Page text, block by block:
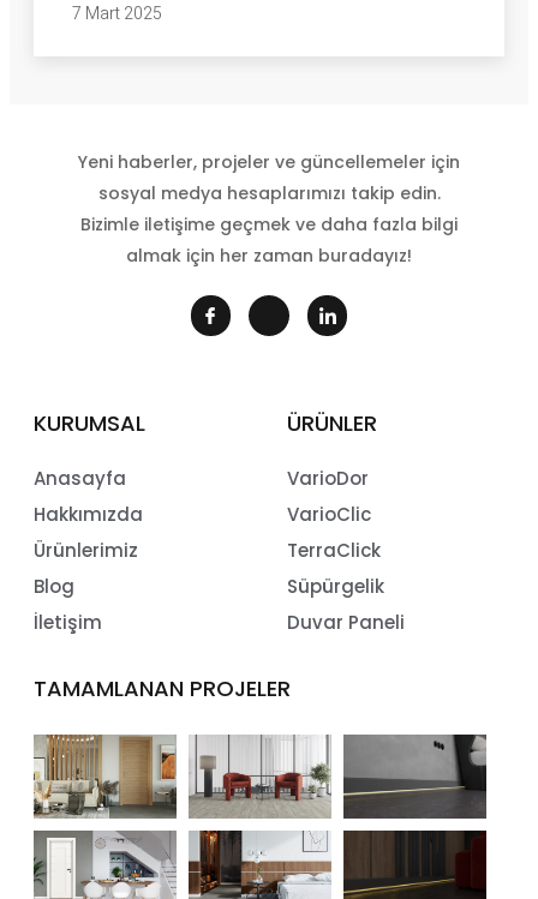
7 Mart 2025
Yeni haberler, projeler ve güncellemeler için
sosyal medya hesaplarımızı takip edin.
Bizimle iletişime geçmek ve daha fazla bilgi
almak için her zaman buradayız!
KURUMSAL
Anasayfa
Hakkımızda
Ürünlerimiz
Blog
İletişim
ÜRÜNLER
VarioDor
VarioClic
TerraClick
Süpürgelik
Duvar Paneli
TAMAMLANAN PROJELER